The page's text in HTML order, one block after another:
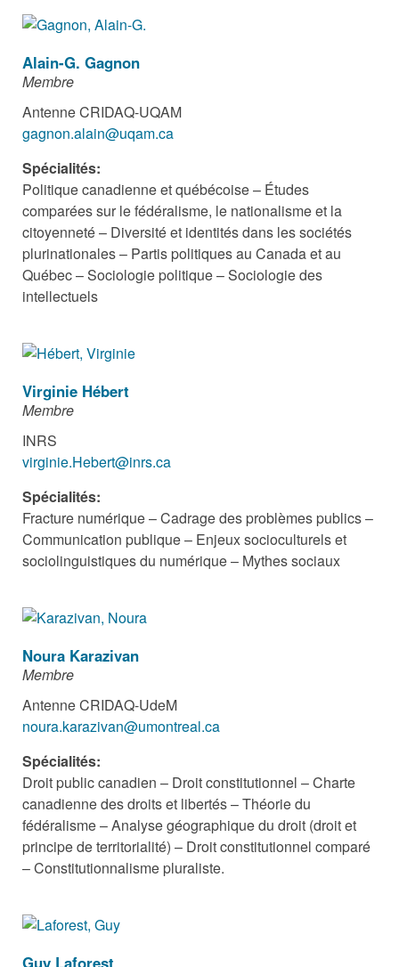
Alain-G. Gagnon
Membre
Antenne CRIDAQ-UQAM
gagnon.alain@uqam.ca
Spécialités:
Politique canadienne et québécoise – Études
comparées sur le fédéralisme, le nationalisme et la
citoyenneté – Diversité et identités dans les sociétés
plurinationales – Partis politiques au Canada et au
Québec – Sociologie politique – Sociologie des
intellectuels
Virginie Hébert
Membre
INRS
virginie.Hebert@inrs.ca
Spécialités:
Fracture numérique– Cadrage des problèmes publics –
Communication publique – Enjeux socioculturels et
sociolinguistiques du numérique – Mythes sociaux
Noura Karazivan
Membre
Antenne CRIDAQ-UdeM
noura.karazivan@umontreal.ca
Spécialités:
Droit public canadien – Droit constitutionnel – Charte
canadienne des droits et libertés – Théorie du
fédéralisme – Analyse géographique du droit (droit et
principe de territorialité) – Droit constitutionnel comparé
– Constitutionnalisme pluraliste.
Guy Laforest